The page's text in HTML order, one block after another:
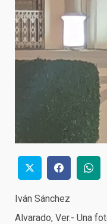
Iván Sánchez
Alvarado, Ver.- Una